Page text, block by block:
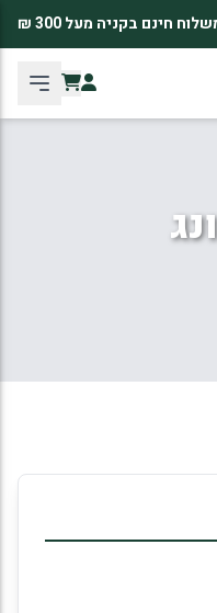
חינם בקניה מעל 300 ₪